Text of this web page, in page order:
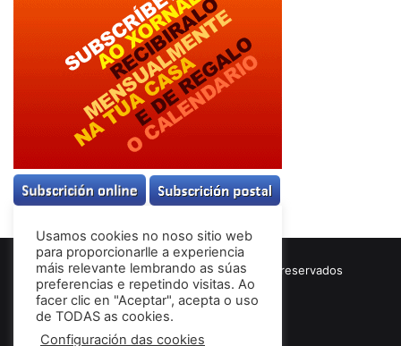
© Copyright 2026, Todos los derechos reservados
Términos & Condiciones
Usamos cookies no noso sitio web
para proporcionarlle a experiencia
máis relevante lembrando as súas
preferencias e repetindo visitas. Ao
facer clic en "Aceptar", acepta o uso
de TODAS as cookies.
Configuración das cookies